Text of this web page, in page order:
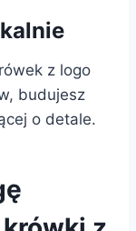
z logo
budujesz
o detale.